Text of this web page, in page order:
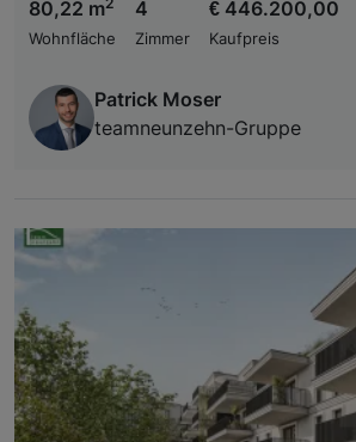
80,22 m
Wohnfläche
4
Zimmer
€ 446.200,00
Kaufpreis
Patrick Moser
teamneunzehn-Gruppe